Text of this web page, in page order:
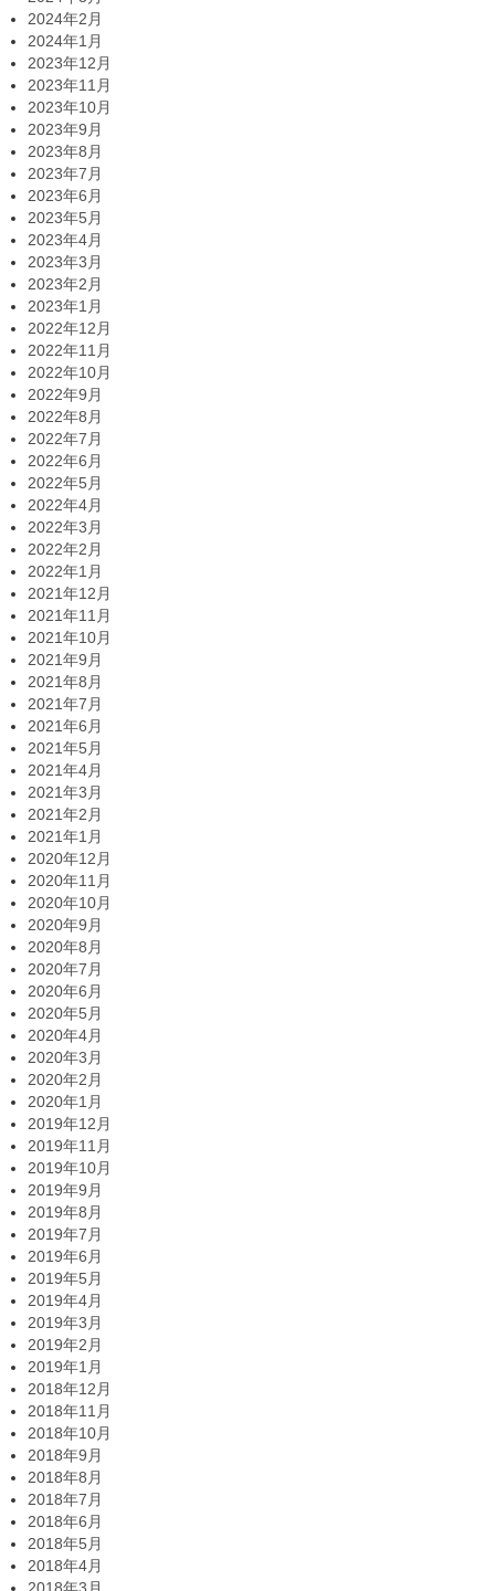
2024年2月
2024年1月
2023年12月
2023年11月
2023年10月
2023年9月
2023年8月
2023年7月
2023年6月
2023年5月
2023年4月
2023年3月
2023年2月
2023年1月
2022年12月
2022年11月
2022年10月
2022年9月
2022年8月
2022年7月
2022年6月
2022年5月
2022年4月
2022年3月
2022年2月
2022年1月
2021年12月
2021年11月
2021年10月
2021年9月
2021年8月
2021年7月
2021年6月
2021年5月
2021年4月
2021年3月
2021年2月
2021年1月
2020年12月
2020年11月
2020年10月
2020年9月
2020年8月
2020年7月
2020年6月
2020年5月
2020年4月
2020年3月
2020年2月
2020年1月
2019年12月
2019年11月
2019年10月
2019年9月
2019年8月
2019年7月
2019年6月
2019年5月
2019年4月
2019年3月
2019年2月
2019年1月
2018年12月
2018年11月
2018年10月
2018年9月
2018年8月
2018年7月
2018年6月
2018年5月
2018年4月